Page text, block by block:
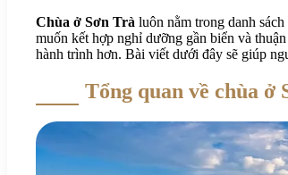
Chùa ở Sơn Trà luôn nằm trong danh
muốn kết hợp nghỉ dưỡng gần biển và
hành trình hơn. Bài viết dưới đây sẽ giúp
Tổng quan về chùa ở